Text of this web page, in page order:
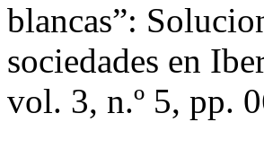
blancas”:
sociedades en
vol. 3, n.º 5, pp.